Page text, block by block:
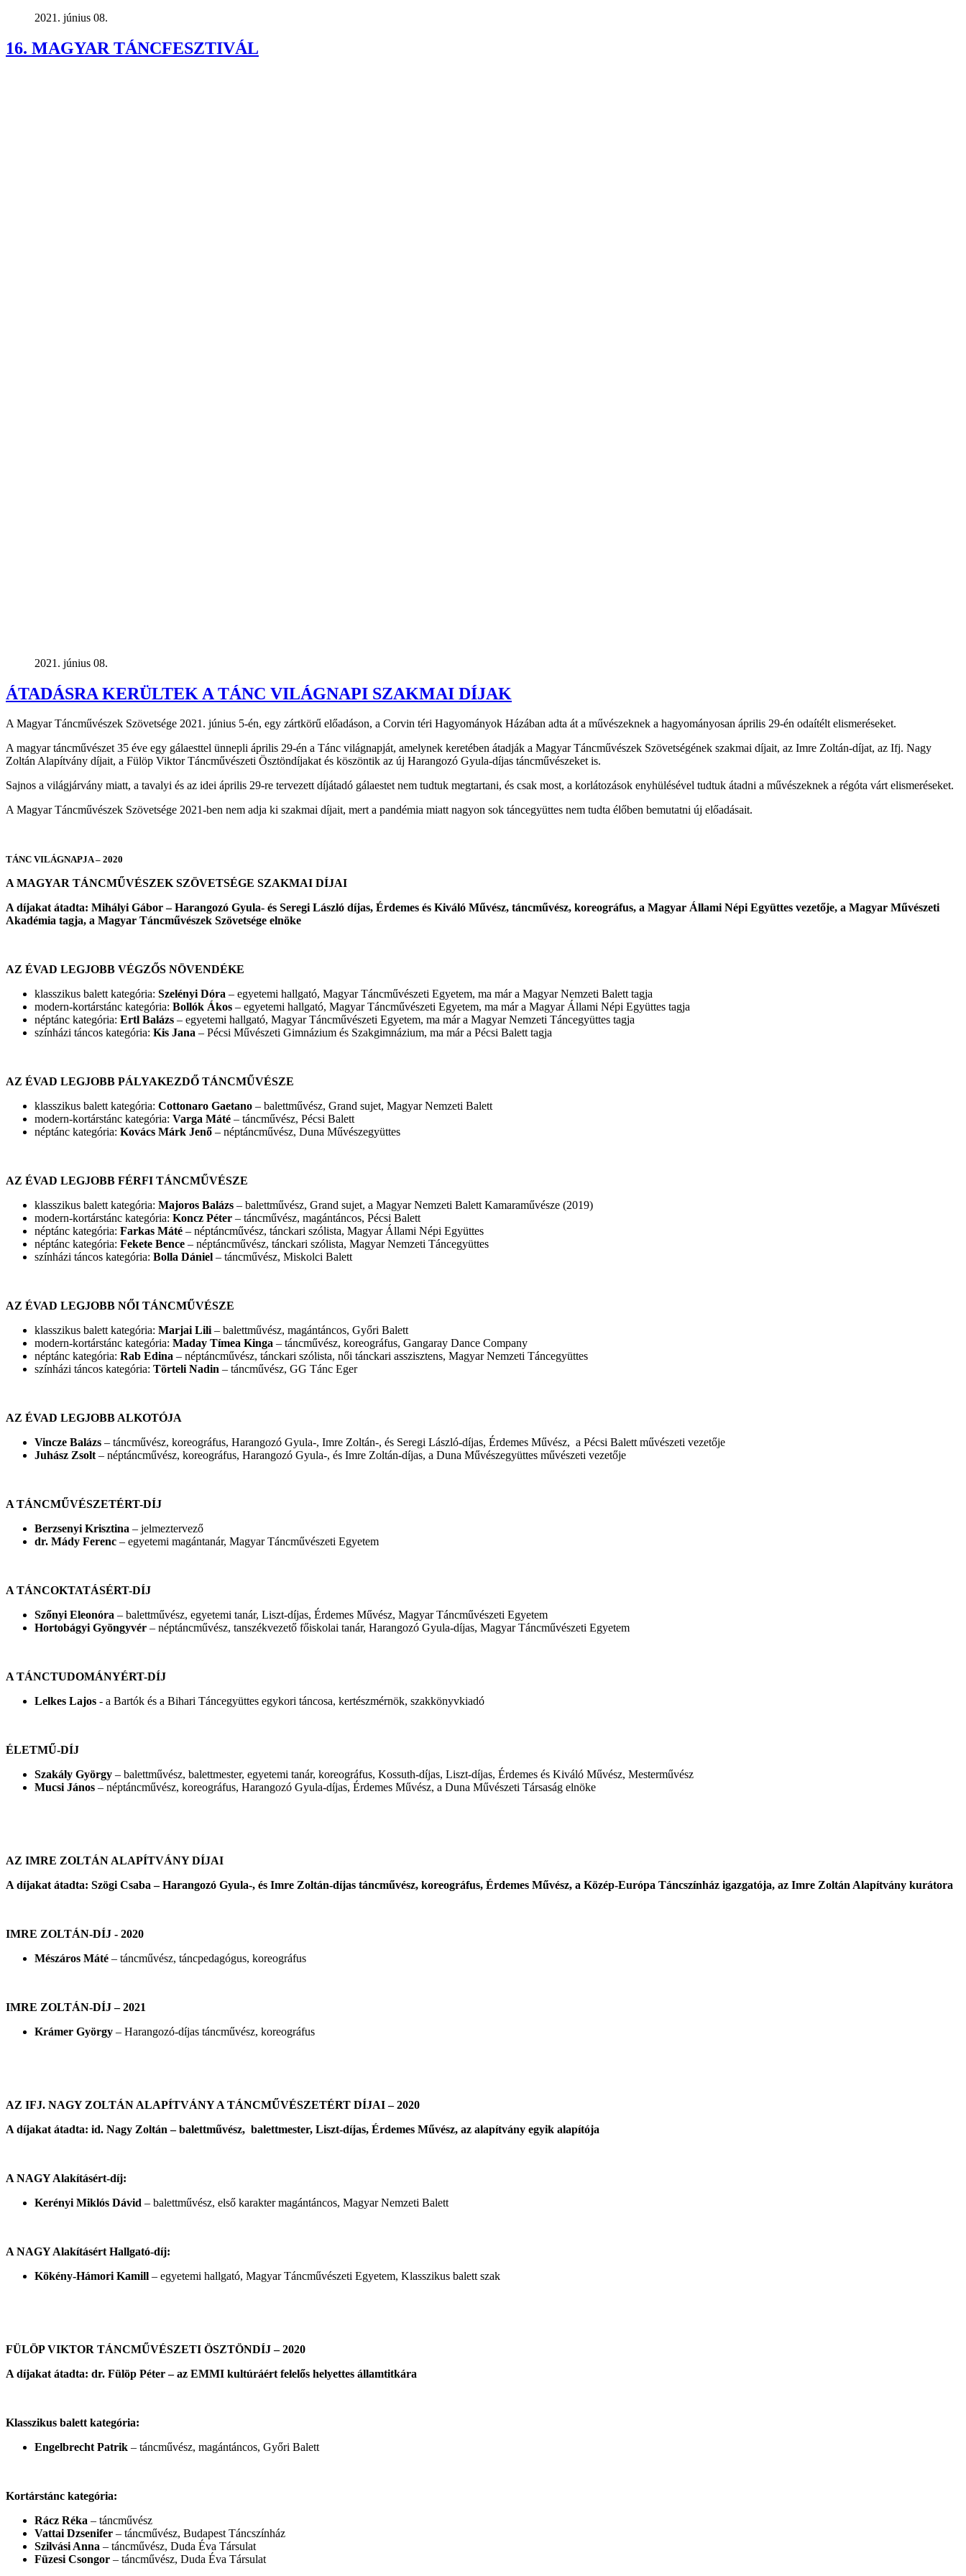
2021. június 08.
16. MAGYAR TÁNCFESZTIVÁL
2021. június 08.
ÁTADÁSRA KERÜLTEK A TÁNC VILÁGNAPI SZAKMAI DÍJAK
A Magyar Táncművészek Szövetsége 2021. június 5-én, egy zártkörű előadáson, a Corvin téri Hagyományok Házában adta át a művészeknek a hagyományosan április 29-én odaítélt elismeréseket.
A magyar táncművészet 35 éve egy gálaesttel ünnepli április 29-én a Tánc világnapját, amelynek keretében átadják a Magyar Táncművészek Szövetségének szakmai díjait, az Imre Zoltán-díjat, az Ifj. Nagy
Zoltán Alapítvány díjait, a Fülöp Viktor Táncművészeti Ösztöndíjakat és köszöntik az új Harangozó Gyula-díjas táncművészeket is.
Sajnos a világjárvány miatt, a tavalyi és az idei április 29-re tervezett díjátadó gálaestet nem tudtuk megtartani, és csak most, a korlátozások enyhülésével tudtuk átadni a művészeknek a régóta várt elismeréseket.
A Magyar Táncművészek Szövetsége 2021-ben nem adja ki szakmai díjait, mert a pandémia miatt nagyon sok táncegyüttes nem tudta élőben bemutatni új előadásait.
TÁNC VILÁGNAPJA – 2020
A MAGYAR TÁNCMŰVÉSZEK SZÖVETSÉGE SZAKMAI DÍJAI
A díjakat átadta: Mihályi Gábor – Harangozó Gyula- és Seregi László díjas, Érdemes és Kiváló Művész, táncművész, koreográfus, a Magyar Állami Népi Együttes vezetője, a Magyar Művészeti
Akadémia tagja, a Magyar Táncművészek Szövetsége elnöke
AZ ÉVAD LEGJOBB VÉGZŐS NÖVENDÉKE
klasszikus balett kategória: Szelényi Dóra – egyetemi hallgató, Magyar Táncművészeti Egyetem, ma már a Magyar Nemzeti Balett tagja
modern-kortárstánc kategória: Bollók Ákos – egyetemi hallgató, Magyar Táncművészeti Egyetem, ma már a Magyar Állami Népi Együttes tagja
néptánc kategória: Ertl Balázs – egyetemi hallgató, Magyar Táncművészeti Egyetem, ma már a Magyar Nemzeti Táncegyüttes tagja
színházi táncos kategória: Kis Jana – Pécsi Művészeti Gimnázium és Szakgimnázium, ma már a Pécsi Balett tagja
AZ ÉVAD LEGJOBB PÁLYAKEZDŐ TÁNCMŰVÉSZE
klasszikus balett kategória: Cottonaro Gaetano – balettművész, Grand sujet, Magyar Nemzeti Balett
modern-kortárstánc kategória: Varga Máté – táncművész, Pécsi Balett
néptánc kategória: Kovács Márk Jenő – néptáncművész, Duna Művészegyüttes
AZ ÉVAD LEGJOBB FÉRFI TÁNCMŰVÉSZE
klasszikus balett kategória: Majoros Balázs – balettművész, Grand sujet, a Magyar Nemzeti Balett Kamaraművésze (2019)
modern-kortárstánc kategória: Koncz Péter – táncművész, magántáncos, Pécsi Balett
néptánc kategória: Farkas Máté – néptáncművész, tánckari szólista, Magyar Állami Népi Együttes
néptánc kategória: Fekete Bence – néptáncművész, tánckari szólista, Magyar Nemzeti Táncegyüttes
színházi táncos kategória: Bolla Dániel – táncművész, Miskolci Balett
AZ ÉVAD LEGJOBB NŐI TÁNCMŰVÉSZE
klasszikus balett kategória: Marjai Lili– balettművész, magántáncos, Győri Balett
modern-kortárstánc kategória: Maday Tímea Kinga – táncművész, koreográfus, Gangaray Dance Company
néptánc kategória: Rab Edina – néptáncművész, tánckari szólista, női tánckari asszisztens, Magyar Nemzeti Táncegyüttes
színházi táncos kategória: Törteli Nadin – táncművész, GG Tánc Eger
AZ ÉVAD LEGJOBB ALKOTÓJA
Vincze Balázs – táncművész, koreográfus, Harangozó Gyula-, Imre Zoltán-, és Seregi László-díjas, Érdemes Művész, a Pécsi Balett művészeti vezetője
Juhász Zsolt– néptáncművész, koreográfus, Harangozó Gyula-, és Imre Zoltán-díjas, a Duna Művészegyüttes művészeti vezetője
A TÁNCMŰVÉSZETÉRT-DÍJ
Berzsenyi Krisztina – jelmeztervező
dr. Mády Ferenc – egyetemi magántanár, Magyar Táncművészeti Egyetem
A TÁNCOKTATÁSÉRT-DÍJ
Szőnyi Eleonóra – balettművész, egyetemi tanár, Liszt-díjas, Érdemes Művész, Magyar Táncművészeti Egyetem
Hortobágyi Gyöngyvér – néptáncművész, tanszékvezető főiskolai tanár, Harangozó Gyula-díjas, Magyar Táncművészeti Egyetem
A TÁNCTUDOMÁNYÉRT-DÍJ
Lelkes Lajos - a Bartók és a Bihari Táncegyüttes egykori táncosa, kertészmérnök, szakkönyvkiadó
ÉLETMŰ-DÍJ
Szakály György – balettművész, balettmester, egyetemi tanár, koreográfus, Kossuth-díjas, Liszt-díjas, Érdemes és Kiváló Művész, Mesterművész
Mucsi János – néptáncművész, koreográfus, Harangozó Gyula-díjas, Érdemes Művész, a Duna Művészeti Társaság elnöke
AZ IMRE ZOLTÁN ALAPÍTVÁNY DÍJAI
A díjakat átadta: Szögi Csaba –Harangozó Gyula-, és Imre Zoltán-díjas táncművész, koreográfus, Érdemes Művész, a Közép-Európa Táncszínház igazgatója, az Imre Zoltán Alapítvány kurátora
IMRE ZOLTÁN-DÍJ - 2020
Mészáros Máté – táncművész, táncpedagógus, koreográfus
IMRE ZOLTÁN-DÍJ – 2021
Krámer György – Harangozó-díjas táncművész, koreográfus
AZ IFJ. NAGY ZOLTÁN ALAPÍTVÁNY A TÁNCMŰVÉSZETÉRT DÍJAI – 2020
A díjakat átadta: id. Nagy Zoltán – balettművész, balettmester, Liszt-díjas, Érdemes Művész, az alapítvány egyik alapítója
A NAGY Alakításért-díj:
KerényiMiklós Dávid – balettművész, első karakter magántáncos, Magyar Nemzeti Balett
A NAGY Alakításért Hallgató-díj:
Kökény-Hámori Kamill – egyetemi hallgató, Magyar Táncművészeti Egyetem, Klasszikus balett szak
FÜLÖP VIKTOR TÁNCMŰVÉSZETI ÖSZTÖNDÍJ – 2020
A díjakat átadta: dr. Fülöp Péter – az EMMI kultúráért felelős helyettes államtitkára
Klasszikus balett kategória:
Engelbrecht Patrik – táncművész, magántáncos, Győri Balett
Kortárstánc kategória:
Rácz Réka – táncművész
Vattai Dzsenifer – táncművész, Budapest Táncszínház
Szilvási Anna – táncművész, Duda Éva Társulat
Füzesi Csongor – táncművész, Duda Éva Társulat